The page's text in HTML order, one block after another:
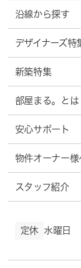
沿線から探す
デザイナーズ特
新築特集
部屋まる。とは
安心サポート
物件オーナー様
スタッフ紹介
定休 水曜日